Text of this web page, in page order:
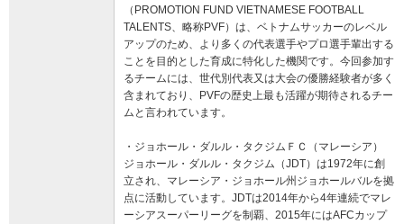
（PROMOTION FUND VIETNAMESE FOOTBALL
TALENTS、略称PVF）は、ベトナムサッカーのレベル
アップのため、より多くの代表選手やプロ選手輩出する
ことを目的とした育成に特化した機関です。今回参加す
るチームには、世代別代表又は大会の優勝経験者が多く
含まれており、PVFの歴史上最も活躍が期待されるチー
ムと言われています。
・ジョホール・ダルル・タクジムＦＣ（マレーシア）
ジョホール・ダルル・タクジム（JDT）は1972年に創
立され、マレーシア・ジョホール州ジョホールバルを拠
点に活動しています。JDTは2014年から4年連続でマレ
ーシアスーパーリーグを制覇、2015年にはAFCカップ